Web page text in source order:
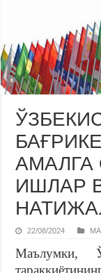
АМАЛГА
ИШЛАР
22/08/2024
Маълумки,